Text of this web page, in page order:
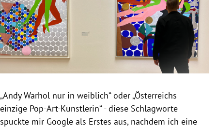
Untermenü
Untermenü
Untermenü
„Andy Warhol nur in weiblich“ oder „Österreichs
einzige Pop-Art-Künstlerin“ - diese Schlagworte
spuckte mir Google als Erstes aus, nachdem ich eine